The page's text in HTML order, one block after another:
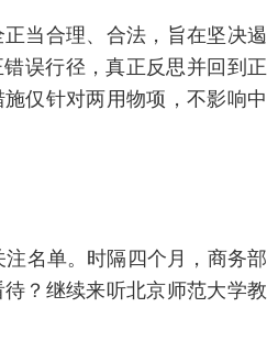
当合理、合法，旨在坚决遏
误行径，真正反思并回到正
仅针对两用物项，不影响中
名单。时隔四个月，商务部
？继续来听北京师范大学教